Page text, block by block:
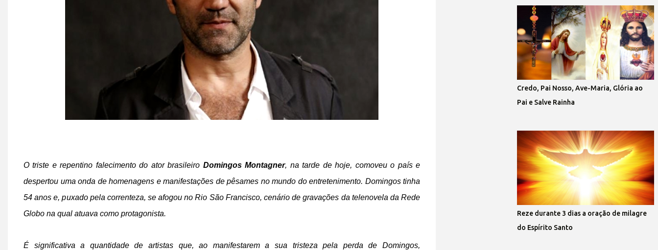
O triste e repentino falecimento do ator brasileiro Domingos Montagner, na tarde de hoje, comoveu o país e
despertou uma onda de homenagens e manifestações de pêsames no mundo do entretenimento. Domingos tinha
54 anos e, puxado pela correnteza, se afogou no Rio São Francisco, cenário de gravações da telenovela da Rede
Globo na qual atuava como protagonista.
É significativa a quantidade de artistas que, ao manifestarem a sua tristeza pela perda de Domingos,
Credo, Pai Nosso, Ave-Maria, Glória ao
Pai e Salve Rainha
Reze durante 3 dias a oração de milagre
do Espírito Santo